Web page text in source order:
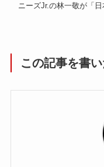
ニーズJr.の林一敬が「
この記事を書い